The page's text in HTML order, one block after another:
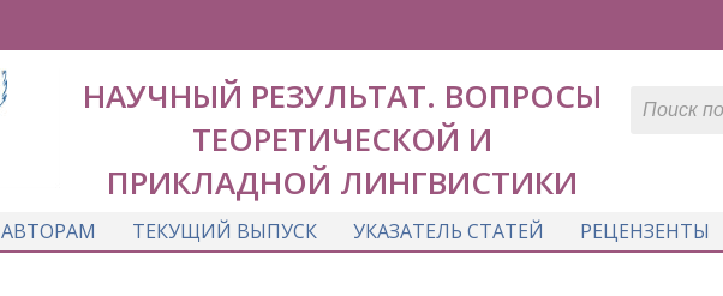
НАУЧНЫЙ РЕЗУЛЬТАТ. ВОПРОСЫ
ТЕОРЕТИЧЕСКОЙ И
ПРИКЛАДНОЙ ЛИНГВИСТИКИ
АВТОРАМ ТЕКУЩИЙ ВЫПУСК УКАЗАТЕЛЬ СТАТЕЙ РЕЦЕНЗЕНТЫ